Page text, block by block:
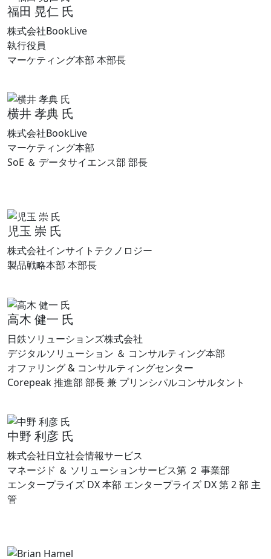
福田 晃仁 氏
株式会社BookLive
執行役員
マーケティング本部 本部長
横井 孝典 氏
株式会社BookLive
マーケティング本部
SoE ＆ データサイエンス部 部長
児玉 崇 氏
株式会社インサイトテクノロジー
製品戦略本部 本部長
高木 健一 氏
日鉄ソリューションズ株式会社
デジタルソリューション ＆ コンサルティング本部
オファリング & コンサルティングセンター
Corepeak 推進部 部長 兼 プリンシパルコンサルタント
中野 利彦 氏
株式会社日立社会情報サービス
マネージド ＆ ソリューションサービス第 ２ 事業部
エンタープライズ DX 本部 エンタープライズ DX 第 2 部 主
管